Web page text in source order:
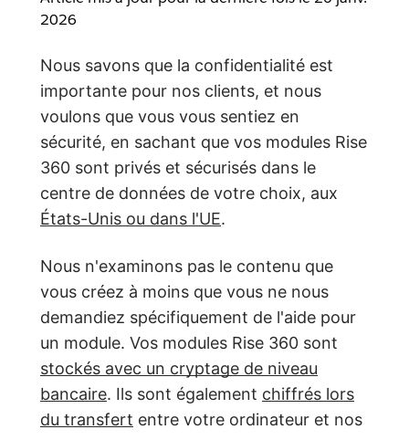
2026
Nous savons que la confidentialité est
importante pour nos clients, et nous
voulons que vous vous sentiez en
sécurité, en sachant que vos modules Rise
360 sont privés et sécurisés dans le
centre de données de votre choix, aux
États-Unis ou dans l'UE.
Nous n'examinons pas le contenu que
vous créez à moins que vous ne nous
demandiez spécifiquement de l'aide pour
un module. Vos modules Rise 360 sont
stockés avec un cryptage de niveau
bancaire. Ils sont également chiffrés lors
du transfert entre votre ordinateur et nos